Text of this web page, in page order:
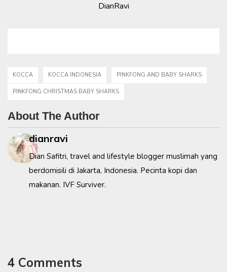
DianRavi
KOCCA KOCCA INDONESIA PINKFONG AND BABY SHARKS
PINKFONG CHRISTMAS BABY SHARKS
About The Author
dianravi
Dian Safitri, travel and lifestyle blogger muslimah yang
berdomisili di Jakarta, Indonesia. Pecinta kopi dan
makanan. IVF Surviver.
4 Comments